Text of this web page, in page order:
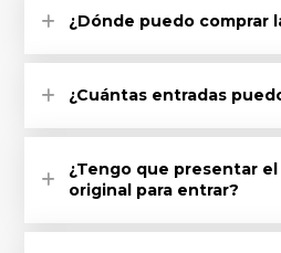
¿Dónde puedo comprar
¿Cuántas entradas
¿Tengo que presentar
original para entrar?